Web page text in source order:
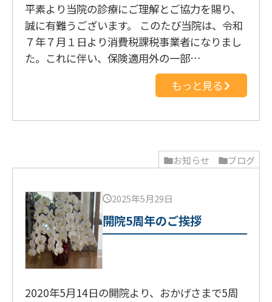
平素より当院の診療にご理解とご協力を賜り、
誠に有難うございます。 このたび当院は、令和
７年７月１日より消費税課税事業者になりまし
た。これに伴い、保険適用外の一部…
もっと見る
お知らせ ブログ
2025年5月29日
開院5周年のご挨拶
2020年5月14日の開院より、おかげさまで5周